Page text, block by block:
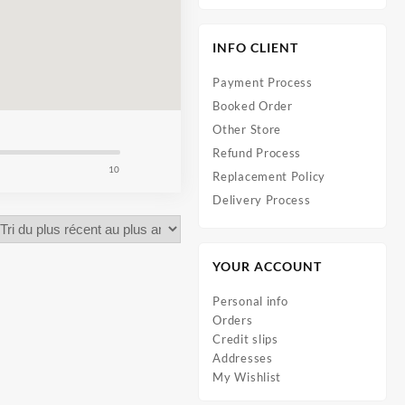
10
INFO CLIENT
Payment Process
Booked Order
Other Store
Refund Process
Replacement Policy
Delivery Process
YOUR ACCOUNT
Personal info
Orders
Credit slips
Addresses
My Wishlist